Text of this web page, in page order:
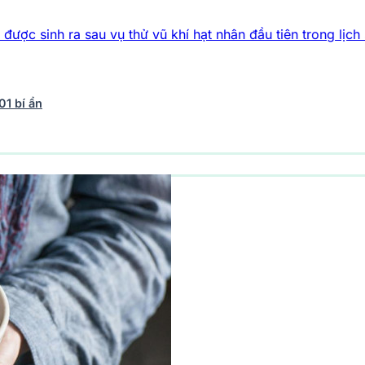
sau vụ thử vũ khí hạt nhân đầu tiên trong lịch sử Bí ẩn về
bí ẩn
trụ 242 bài viết Y học - Sức khỏe